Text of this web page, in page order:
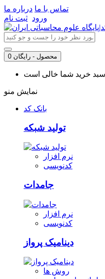
تماس با ما درباره ما
ورود ثبت نام
0 محصول - رایگان
نمایش منو
بانک کد
تولید شبکه
نرم افزار
کدنویسی
جامدات
نرم افزار
کدنویسی
دینامیک پرواز
روش ها